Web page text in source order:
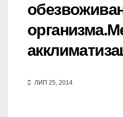
ЛИП 25, 2014